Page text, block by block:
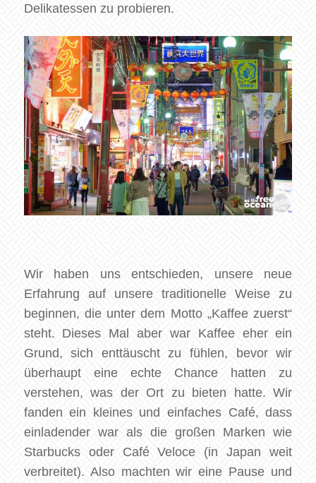
Delikatessen zu probieren.
Wir haben uns entschieden, unsere neue
Erfahrung auf unsere traditionelle Weise zu
beginnen, die unter dem Motto „Kaffee zuerst“
steht. Dieses Mal aber war Kaffee eher ein
Grund, sich enttäuscht zu fühlen, bevor wir
überhaupt eine echte Chance hatten zu
verstehen, was der Ort zu bieten hatte. Wir
fanden ein kleines und einfaches Café, dass
einladender war als die großen Marken wie
Starbucks oder Café Veloce (in Japan weit
verbreitet). Also machten wir eine Pause und